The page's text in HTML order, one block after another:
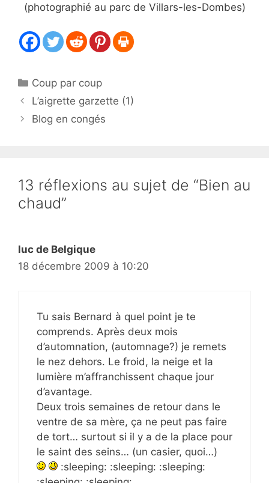
(photographié au parc de Villars-les-Dombes)
Catégories
Coup par coup
L’aigrette garzette (1)
Blog en congés
13 réflexions au sujet de “Bien au
chaud”
luc de Belgique
18 décembre 2009 à 10:20
Tu sais Bernard à quel point je te
comprends. Après deux mois
d’automnation, (automnage?) je remets
le nez dehors. Le froid, la neige et la
lumière m’affranchissent chaque jour
d’avantage.
Deux trois semaines de retour dans le
ventre de sa mère, ça ne peut pas faire
de tort… surtout si il y a de la place pour
le saint des seins… (un casier, quoi…)
:sleeping: :sleeping: :sleeping: